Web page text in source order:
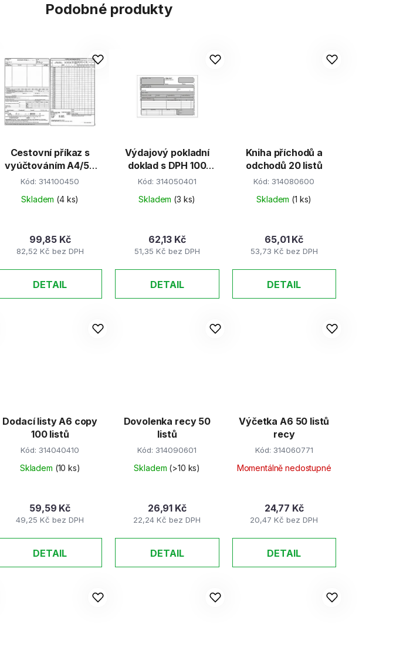
Podobné produkty
Cestovní příkaz s
vyúčtováním A4/50
listů
Kód:314100450
Skladem (4 ks)
82,52 Kč bez DPH
99,85 Kč
DETAIL
Výdajový pokladní
doklad s DPH 100
listů nečíslovaný
Kód: 314050401
Skladem (3 ks)
51,35 Kč bez DPH
62,13 Kč
DETAIL
Kniha příchodů a
odchodů 20 listů
Kód:314080600
Skladem (1 ks)
53,73 Kč bez DPH
65,01 Kč
DETAIL
Dodací listy A6 copy
100 listů
Kód:314040410
Skladem (10 ks)
49,25 Kč bez DPH
59,59 Kč
DETAIL
Dovolenka recy 50
listů
Kód:314090601
Skladem (>10 ks)
22,24 Kč bez DPH
26,91 Kč
DETAIL
Výčetka A6 50 listů
recy
Kód: 314060771
Momentálně nedostupné
20,47 Kč bez DPH
24,77 Kč
DETAIL